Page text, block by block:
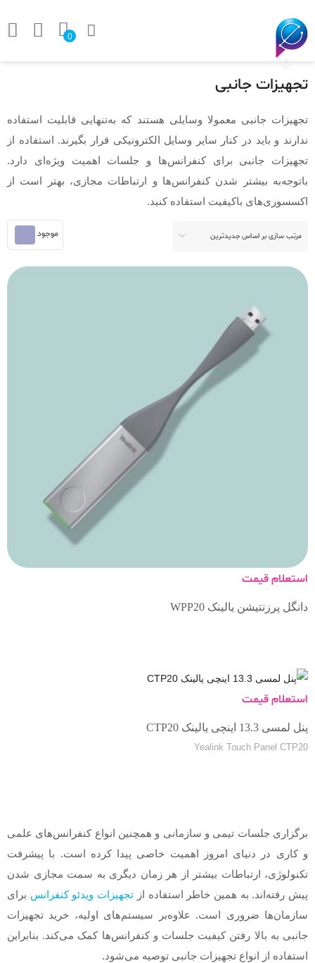
0
تجهیزات جانبی
تجهیزات جانبی معمولا وسایلی هستند که به‌تنهایی قابلیت استفاده
ندارند و باید در کنار سایر وسایل الکترونیکی قرار بگیرند. استفاده از
تجهیزات جانبی برای کنفرانس‌ها و جلسات اهمیت ویژه‌ای دارد.
باتوجه‌به بیشتر شدن کنفرانس‌ها و ارتباطات مجازی، بهتر است از
اکسسوری‌های باکیفیت استفاده کنید.
استعلام قیمت
دانگل پرزنتیشن یالینک WPP20
استعلام قیمت
پنل لمسی 13.3 اینچی یالینک CTP20
Yealink Touch Panel CTP20
برگزاری جلسات تیمی و سازمانی و همچنین انواع کنفرانس‌های علمی
و کاری در دنیای امروز اهمیت خاصی پیدا کرده است. با پیشرفت
تکنولوژی، ارتباطات بیشتر از هر زمان دیگری به سمت مجازی شدن
پیش رفته‌اند. به همین خاطر استفاده از تجهیزات ویدئو کنفرانس برای
سازمان‌ها ضروری است. علاوه‌بر سیستم‌های اولیه، خرید تجهیزات
جانبی به بالا رفتن کیفیت جلسات و کنفرانس‌ها کمک می‌کند. بنابراین
استفاده از انواع تجهیزات جانبی توصیه می‌شود.